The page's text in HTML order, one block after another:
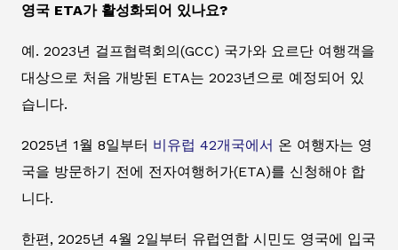
영국 ETA가 활성화되어 있나요?
예. 2023년 걸프협력회의(GCC) 국가와 요르단 여행객을
대상으로 처음 개방된 ETA는 2023년으로 예정되어 있
습니다.
2025년 1월 8일부터 비유럽 42개국에서 온 여행자는 영
국을 방문하기 전에 전자여행허가(ETA)를 신청해야 합
니다.
한편, 2025년 4월 2일부터 유럽연합 시민도 영국에 입국